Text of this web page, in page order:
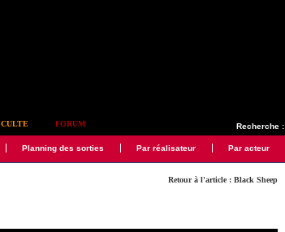
Recherche :
CULTE FORUM
Planning des sorties Par réalisateur Par acteur
Retour à l'article : Black Sheep